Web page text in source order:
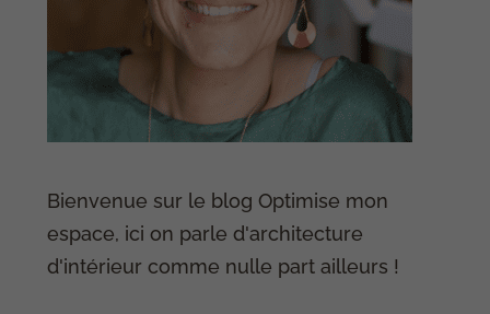
Bienvenue sur le blog Optimise mon
espace, ici on parle d'architecture
d'intérieur comme nulle part ailleurs !